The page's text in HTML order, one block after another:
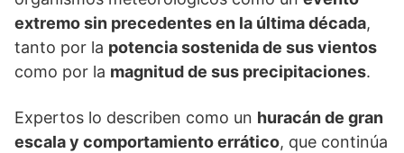
extremo sin precedentes en la última década,
tanto por la potencia sostenida de sus vientos
como por la magnitud de sus precipitaciones.
Expertos lo describen como un huracán de gran
escala y comportamiento errático, que continúa